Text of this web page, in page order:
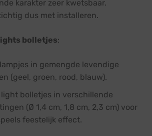
karakter zeer kwetsbaar.
dus met installeren.
bolletjes:
in gemengde levendige
(geel, groen, rood, blauw).
light bolletjes in verschillende
(Ø 1,4 cm, 1,8 cm, 2,3 cm) voor
feestelijk effect.